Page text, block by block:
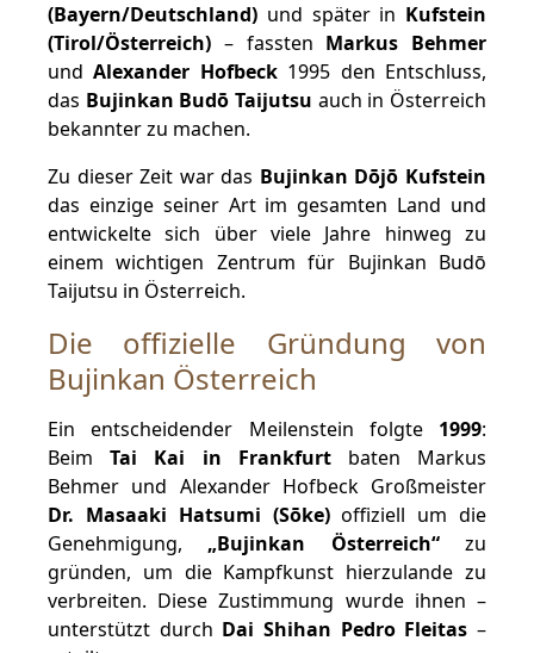
(Bayern/Deutschland) und später in Kufstein
(Tirol/Österreich) – fassten Markus Behmer
undAlexander Hofbeck1995 den Entschluss,
das Bujinkan Budō Taijutsu auch in Österreich
bekannter zu machen.
Zu dieser Zeit war das Bujinkan Dōjō Kufstein
das einzige seiner Art im gesamten Land und
entwickelte sich über viele Jahre hinweg zu
einem wichtigen Zentrum für Bujinkan Budō
Taijutsu in Österreich.
Die offizielle Gründung von
Bujinkan Österreich
Ein entscheidender Meilenstein folgte 1999:
BeimTai Kai in Frankfurtbaten Markus
Behmer und Alexander Hofbeck Großmeister
Dr. Masaaki Hatsumi (Sōke)offiziell um die
Genehmigung, „Bujinkan Österreich“zu
gründen, um die Kampfkunst hierzulande zu
verbreiten. Diese Zustimmung wurde ihnen –
unterstützt durch Dai Shihan Pedro Fleitas –